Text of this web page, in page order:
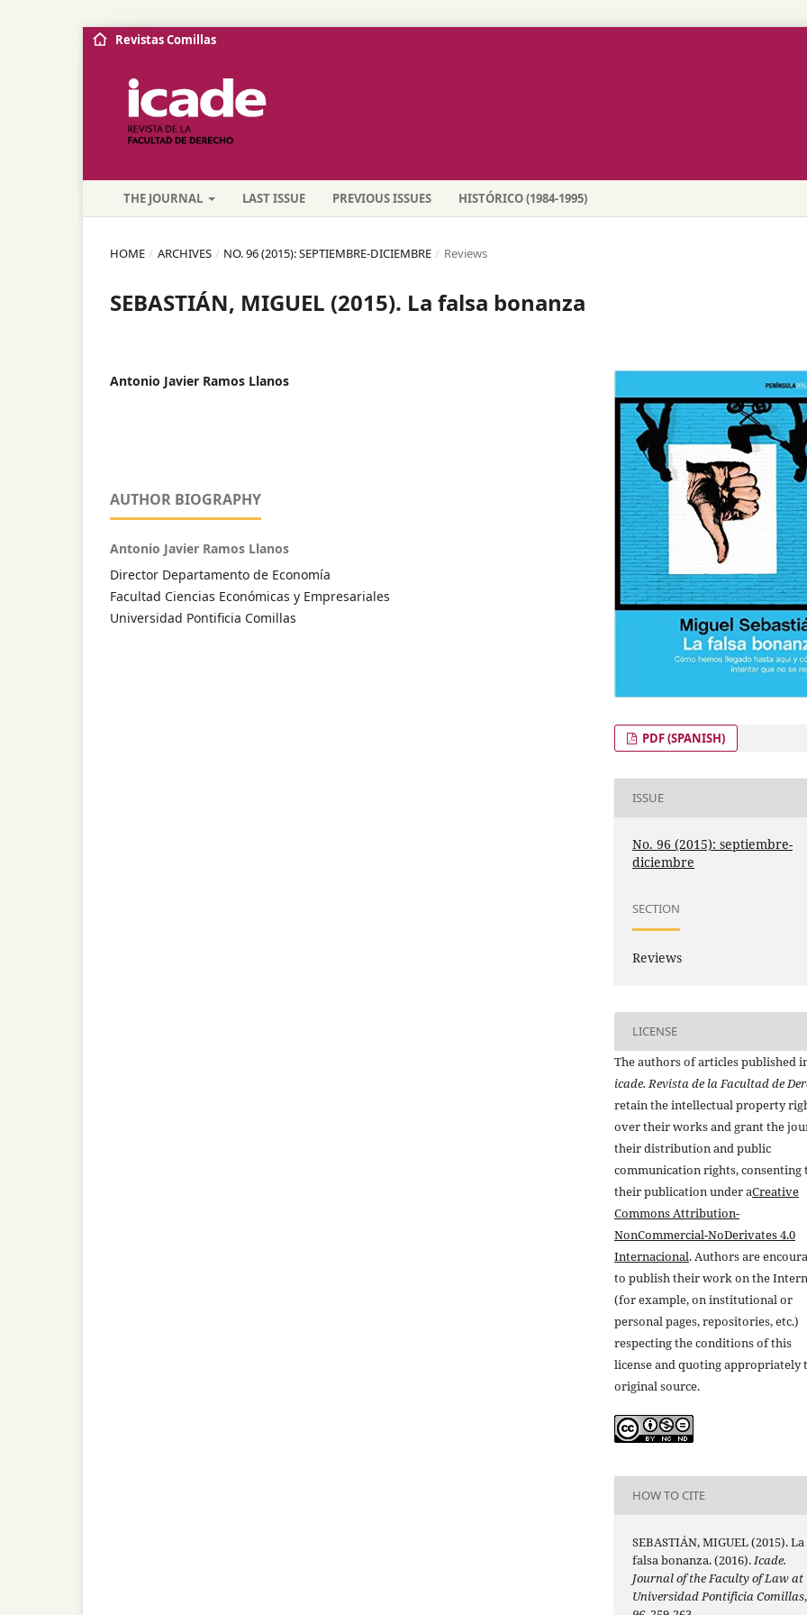
THE JOURNAL LAST ISSUE PREVIOUS ISSUES HISTÓRICO (1984-1995)
Revistas Comillas
HOME / ARCHIVES / NO. 96 (2015): SEPTIEMBRE-DICIEMBRE / Reviews
SEBASTIÁN, MIGUEL (2015). La falsa bonanza
Antonio Javier Ramos Llanos
AUTHOR BIOGRAPHY
Antonio Javier Ramos Llanos
Director Departamento de Economía
Facultad Ciencias Económicas y Empresariales
Universidad Pontificia Comillas
PDF (SPANISH)
ISSUE
No. 96 (2015): septiembre-
diciembre
SECTION
Reviews
LICENSE
The authors of articles published
icade. Revista de la Facultad de
retain the intellectual property
over their works and grant the
their distribution and public
communication rights, consenting
their publication under aCreative
Commons Attribution-
NonCommercial-NoDerivates 4.0
Internacional. Authors are
to publish their work on the
(for example, on institutional or
personal pages, repositories, etc.)
respecting the conditions of this
license and quoting appropriately
original source.
HOW TO CITE
SEBASTIÁN, MIGUEL (2015). La
falsa bonanza. (2016).Icade.
Journal of the Faculty of Law at
Universidad Pontificia Comillas,